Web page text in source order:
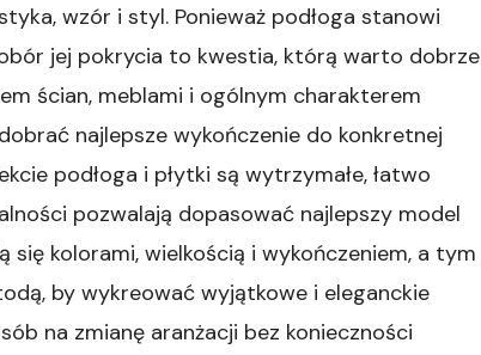
wzór i styl. Ponieważ podłoga stanowi
jej pokrycia to kwestia, którą warto dobrze
ścian, meblami i ogólnym charakterem
najlepsze wykończenie do konkretnej
podłoga i płytki są wytrzymałe, łatwo
pozwalają dopasować najlepszy model
się kolorami, wielkością i wykończeniem, a tym
by wykreować wyjątkowe i eleganckie
na zmianę aranżacji bez konieczności